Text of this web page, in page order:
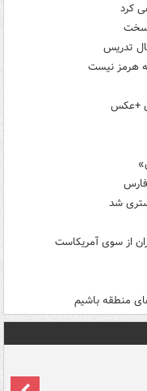
کرد
سخت
تدریس
هرمز نیست
+عکس
شد
از سوی آمریکاست
منطقه باشیم